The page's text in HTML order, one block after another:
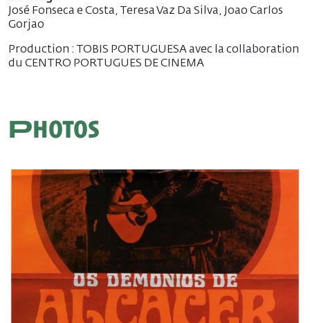
José Fonseca e Costa, Teresa Vaz Da Silva, Joao Carlos
Gorjao
Production : TOBIS PORTUGUESA avec la collaboration
du CENTRO PORTUGUES DE CINEMA
Photos